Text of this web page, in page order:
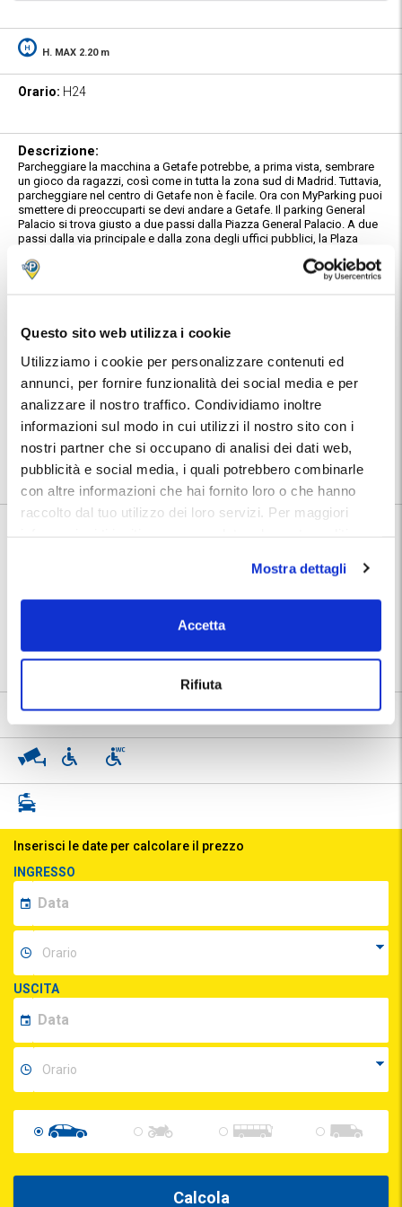
Questo sito web utilizza i cookie
Utilizziamo i cookie per personalizzare contenuti ed
annunci, per fornire funzionalità dei social media e per
analizzare il nostro traffico. Condividiamo inoltre
informazioni sul modo in cui utilizzi il nostro sito con i
nostri partner che si occupano di analisi dei dati web,
pubblicità e social media, i quali potrebbero combinarle
con altre informazioni che hai fornito loro o che hanno
raccolto dal tuo utilizzo dei loro servizi. Per maggiori
Mostra dettagli
Accetta
Rifiuta
H. MAX 2.20 m
Orario: H24
Descrizione:
Parcheggiare la macchina a Getafe potrebbe, a prima vista, sembrare
un gioco da ragazzi, così come in tutta la zona sud di Madrid. Tuttavia,
parcheggiare nel centro di Getafe non è facile. Ora con MyParking puoi
smettere di preoccuparti se devi andare a Getafe. Il parking General
Palacio si trova giusto a due passi dalla Piazza General Palacio. A due
passi dalla via principale e dalla zona degli uffici pubblici, la Plaza
Caratteristiche:
copertura dell'intera area. È totalmente illuminato e senza barriere
architettoniche. Il parking General Palacio è su tre piani e i posti auto
sono ampli e comodi. Tra l'altro, offre posti per persone con mobilità
ridotta, punti di ricarica per macchine elettriche, ascensori e servizio
gratuito di pressione gomme.
Posizione:
Utilizza la mappa per calcolare il percorso per raggiungere il
parcheggio. Dopo la prenotazione troverai nel tuo Voucher MyParking
indirizzo e numeri telefonici dedicati del parcheggio.
🅿️ Caratteristiche: cctv, accessibile, wc
ricarica elettrica
📍 Destinazioni servite: |Getafe
Inserisci le date per calcolare il prezzo
INGRESSO
USCITA
Calcola